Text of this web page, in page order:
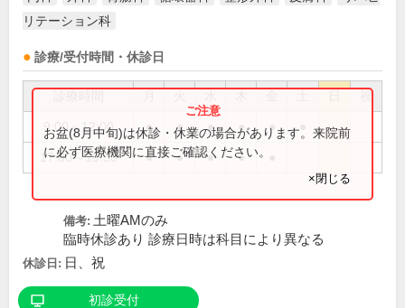
リテーション科
診療/受付時間・休診日
祝
9:00～12:00 ● ● ● ● ●
17:00～19:30 ● ● ● ●
お盆(8月中旬)は休診・休業の場合があります。来院前
に必ず医療機関に直接ご確認ください。
×閉じる
備考: 土曜AMのみ
臨時休診あり 診療日時は科目により異なる
休診日: 日、祝
初診受付